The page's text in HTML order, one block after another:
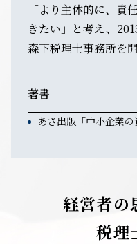
「より主体的に、責
きたい」と考え、
森下税理士事務所を開
著書
あさ出版「中小企業
経営者の
税理